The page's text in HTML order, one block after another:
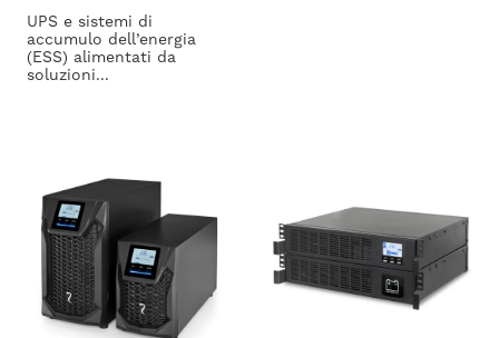
UPS e sistemi di
accumulo dell’energia
(ESS) alimentati da
soluzioni...